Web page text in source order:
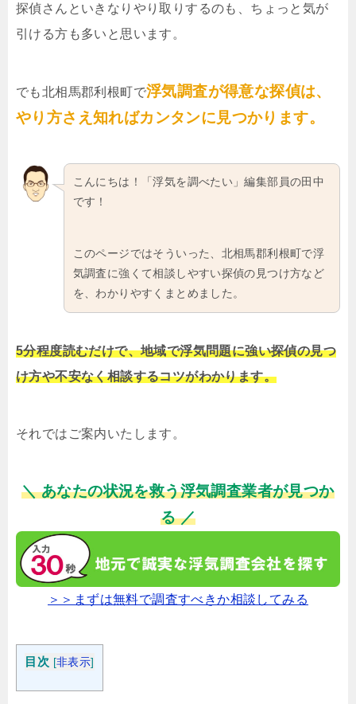
探偵さんといきなりやり取りするのも、ちょっと気が
引ける方も多いと思います。
でも北相馬郡利根町で浮気調査が得意な探偵は、
やり方さえ知ればカンタンに見つかります。
こんにちは！「浮気を調べたい」編集部員の田中
です！
このページではそういった、北相馬郡利根町で浮
気調査に強くて相談しやすい探偵の見つけ方など
を、わかりやすくまとめました。
5分程度読むだけで、地域で浮気問題に強い探偵の見つ
け方や不安なく相談するコツがわかります。
それではご案内いたします。
＼ あなたの状況を救う浮気調査業者が見つか
る ／
＞＞まずは無料で調査すべきか相談してみる
目次 [非表示]